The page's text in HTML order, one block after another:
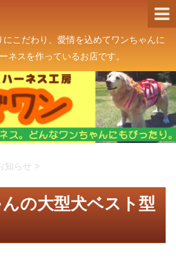
こだわり、愛情を込めてワンちゃんに
ネスを作っているお店です。
知らせ >
の大型犬ベスト型